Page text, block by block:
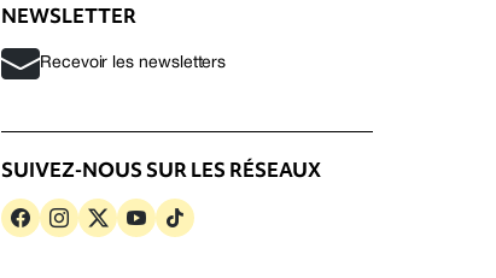
NEWSLETTER
Recevoir les newsletters
SUIVEZ-NOUS SUR LES RÉSEAUX